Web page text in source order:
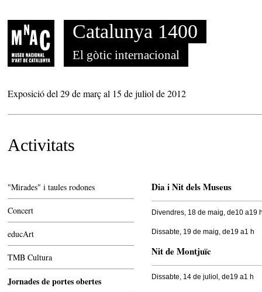
Catalunya 1400
El gòtic internacional
Saltar al contenido
Exposició del 29 de març al 15 de juliol de 2012
Activitats
Dia i Nit dels Museus
Divendres, 18 de maig, de10 a19
Dissabte, 19 de maig, de19 a1 h
Nit de Montjuïc
Dissabte, 14 de juliol, de19 a1 h
"Mirades" i taules rodones
Concert
educArt
TMB Cultura
Jornades de portes obertes